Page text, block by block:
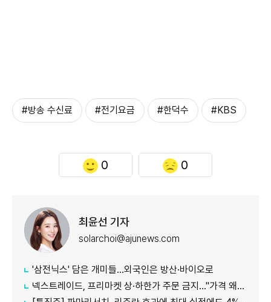
#방송 수신료 #전기요금 #한덕수 #KBS
0 0
최윤선 기자
solarchoi@ajunews.com
'삼전닉스' 담은 개미들…외국인은 방산·바이오로
넥스트레이드, 프리마켓 상·하한가 주문 금지…"가격 왜곡 방지"